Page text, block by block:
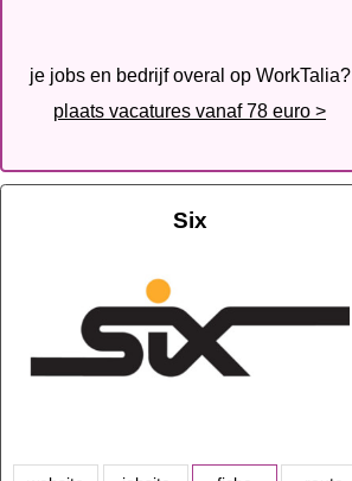
je jobs en bedrijf overal op WorkTalia?
plaats vacatures vanaf 78 euro >
Six